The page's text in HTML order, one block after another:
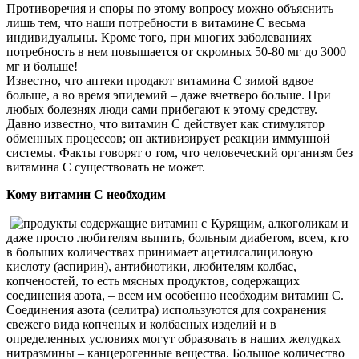
Противоречия и споры по этому вопросу можно объяснить
лишь тем, что наши потребности в витамине C весьма
индивидуальны. Кроме того, при многих заболеваниях
потребность в нем повышается от скромных 50-80 мг до 3000
мг и больше!
Известно, что аптеки продают витамина С зимой вдвое
больше, а во время эпидемий – даже вчетверо больше. При
любых болезнях люди сами прибегают к этому средству.
Давно известно, что витамин С действует как стимулятор
обменных процессов; он активизирует реакции иммунной
системы. Факты говорят о том, что человеческий организм без
витамина С существовать не может.
Кому витамин C необходим
Курящим, алкоголикам и
даже просто любителям выпить, больным диабетом, всем, кто
в больших количествах принимает ацетилсалициловую
кислоту (аспирин), антибиотики, любителям колбас,
копченостей, то есть мясных продуктов, содержащих
соединения азота, – всем им особенно необходим витамин C.
Соединения азота (селитра) используются для сохранения
свежего вида копченых и колбасных изделий и в
определенных условиях могут образовать в наших желудках
нитразмины – канцерогенные вещества. Большое количество